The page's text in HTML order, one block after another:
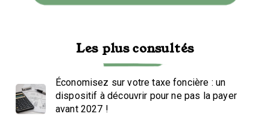
Les plus consultés
Économisez sur votre taxe foncière : un
dispositif à découvrir pour ne pas la payer
avant 2027 !